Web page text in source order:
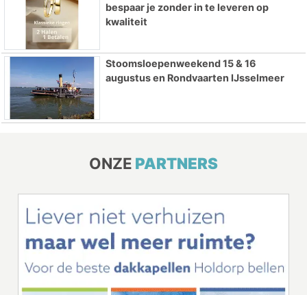
bespaar je zonder in te leveren op
kwaliteit
Stoomsloepenweekend 15 & 16
augustus en Rondvaarten IJsselmeer
ONZE PARTNERS